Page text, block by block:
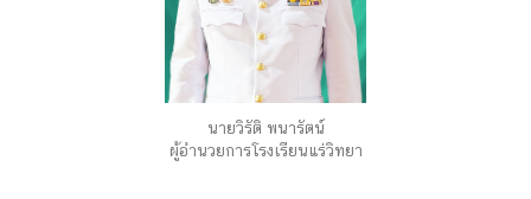
นายวิรัติ พนารัตน์
ผู้อำนวยการโรงเรียนแร่วิทยา